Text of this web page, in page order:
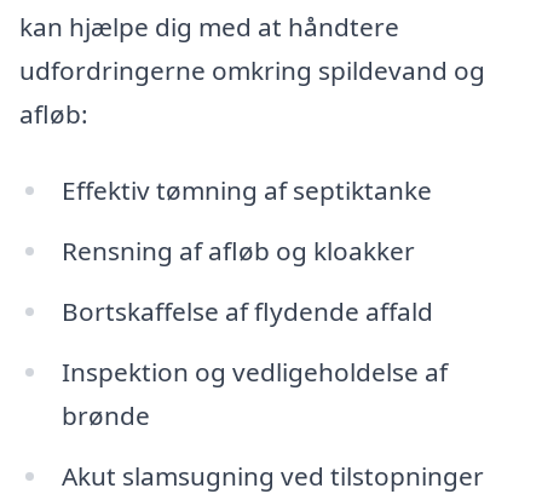
kan hjælpe dig med at håndtere
udfordringerne omkring spildevand og
afløb:
Effektiv tømning af septiktanke
Rensning af afløb og kloakker
Bortskaffelse af flydende affald
Inspektion og vedligeholdelse af
brønde
Akut slamsugning ved tilstopninger